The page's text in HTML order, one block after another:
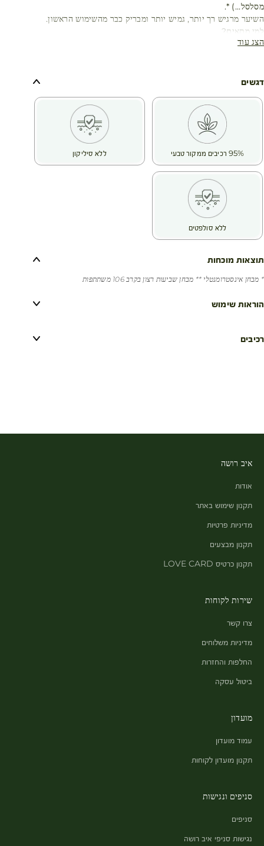
מסלסל...) *.
השיער מרגיש רך יותר, גמיש יותר ומבריק כבר מהשימוש הראשון.
למי מתאים?
✔️ לשיער יבש
✔️ יתרונות: הזנה, שליטה בפריז והגנה מחום
✔️ 93% דיווחו ששיערן מוזן **
הצג עוד
דגשים
95% רכיבים ממקור טבעי ללא סיליקון
ללא סולפטים
תוצאות מוכחות
* מבחן אינסטרומנטלי ** מבחן שביעות רצון בקרב 106 משתתפות
הוראות שימוש
רכיבים
איב רושה
אודות
תקנון שימוש באתר
מדיניות פרטיות
תקנון מבצעים
תקנון כרטיס LOVE CARD
שירות לקוחות
צרו קשר
מדיניות משלוחים
החלפות והחזרות
ביטול עסקה
מועדון
עמוד מועדון
תקנון מועדון לקוחות
סניפים ונגישות
סניפים
נגישות סניפי איב רושה